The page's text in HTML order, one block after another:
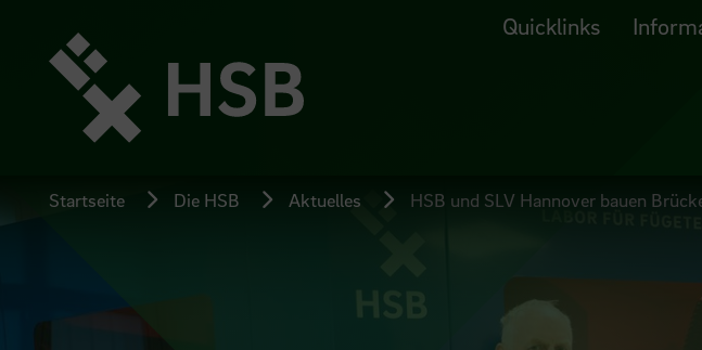
Seiteninhalt
springen
Quicklinks
Startseite Die HSB Aktuelles HSB und SLV Hannover bauen